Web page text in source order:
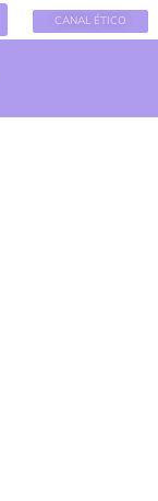
CANAL ÉTICO